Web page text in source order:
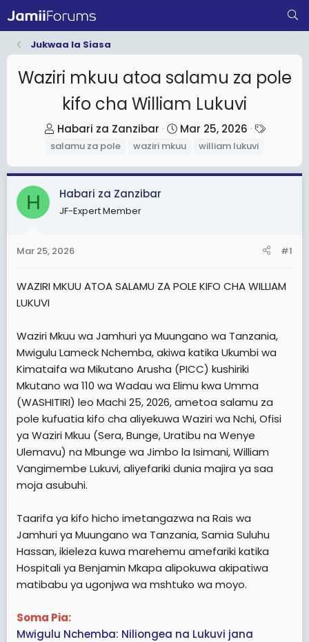
Jukwaa la Siasa
Waziri mkuu atoa salamu za pole
kifo cha William Lukuvi
T
h
e
a
d
t
Habari za Zanzibar
S
t
r
Mar 25, 2026
T
s
salamu za pole waziri mkuu william lukuvi
H Habari za Zanzibar
JF-Expert Member
Mar 25, 2026 #1
WAZIRI MKUU ATOA SALAMU ZA POLE KIFO CHA WILLIAM
LUKUVI
Waziri Mkuu wa Jamhuri ya Muungano wa Tanzania,
Mwigulu Lameck Nchemba, akiwa katika Ukumbi wa
Kimataifa wa Mikutano Arusha (PICC) kushiriki
Mkutano wa 110 wa Wadau wa Elimu kwa Umma
(WASHITIRI) leo Machi 25, 2026, ametoa salamu za
pole kufuatia kifo cha aliyekuwa Waziri wa Nchi, Ofisi
ya Waziri Mkuu (Sera, Bunge, Uratibu na Wenye
Ulemavu) na Mbunge wa Jimbo la Isimani, William
Vangimembe Lukuvi, aliyefariki dunia majira ya saa
moja asubuhi.
Taarifa ya kifo hicho imetangazwa na Rais wa
Jamhuri ya Muungano wa Tanzania, Samia Suluhu
Hassan, ikieleza kuwa marehemu amefariki katika
Hospitali ya Benjamin Mkapa alipokuwa akipatiwa
matibabu ya ugonjwa wa mshtuko wa moyo.
Soma Pia:
Mwigulu Nchemba: Niliongea na Lukuvi jana